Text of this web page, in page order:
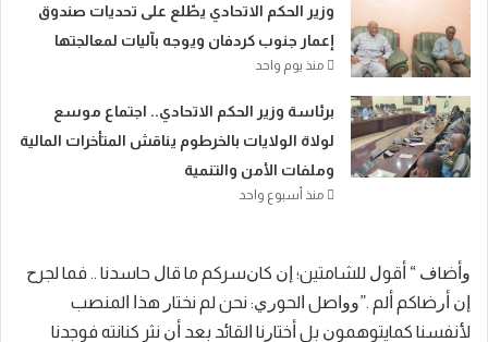
​وزير الحكم الاتحادي يطّلع على تحديات صندوق
إعمار جنوب كردفان ويوجه بآليات لمعالجتها
منذ يوم واحد
​برئاسة وزير الحكم الاتحادي.. اجتماع موسع
لولاة الولايات بالخرطوم يناقش المتأخرات المالية
وملفات الأمن والتنمية
منذ أسبوع واحد
ﻭﺃﺿﺎﻑ “ ﺃﻗﻮﻝ ﻟﻠﺸﺎﻣﺘﻴﻦ؛ ﺇﻥ ﻛﺎﻥﺳﺮﻛﻢ ﻣﺎ ﻗﺎﻝ ﺣﺎﺳﺪﻧﺎ .. ﻓﻤﺎ ﻟﺠﺮﺡ
ﺇﻥ ﺃﺭﺿﺎﻛﻢ ﺃﻟﻢ .”ﻭﻭﺍﺻﻞ ﺍﻟﺤﻮﺭﻱ: ﻧﺤﻦ ﻟﻢ ﻧﺨﺘﺎﺭ ﻫﺬﺍ ﺍﻟﻤﻨﺼﺐ
ﻷﻧﻔﺴﻨﺎ ﻛﻤﺎﻳﺘﻮﻫﻤﻮﻥ ﺑﻞ ﺃﺧﺘﺎﺭﻧﺎ ﺍﻟﻘﺎﺋﺪ ﺑﻌﺪ ﺃﻥ ﻧﺜﺮ ﻛﻨﺎﻧﺘﻪ ﻓﻮﺟﺪﻧﺎ